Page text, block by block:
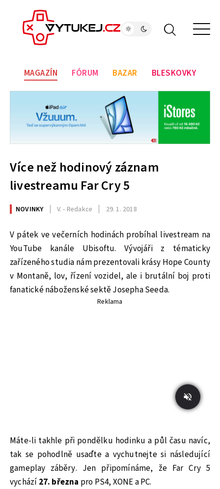
MAGAZÍN FÓRUM BAZAR BLESKOVKY
Více než hodinový záznam
livestreamu Far Cry 5
NOVINKY V. - Redakce 29. 1. 2018
V pátek ve večerních hodinách probíhal livestream na
YouTube kanále Ubisoftu. Vývojáři z tématicky
zařízeného studia nám prezentovali krásy Hope County
v Montaně, lov, řízení vozidel, ale i brutální boj proti
fanatické náboženské sektě Josepha Seeda.
Reklama
Máte-li takhle při pondělku hodinku a půl času navíc,
tak se pohodlně usaďte a vychutnejte si následující
gameplay záběry. Jen připomínáme, že Far Cry 5
vychází 27. března pro PS4, XONE a PC.